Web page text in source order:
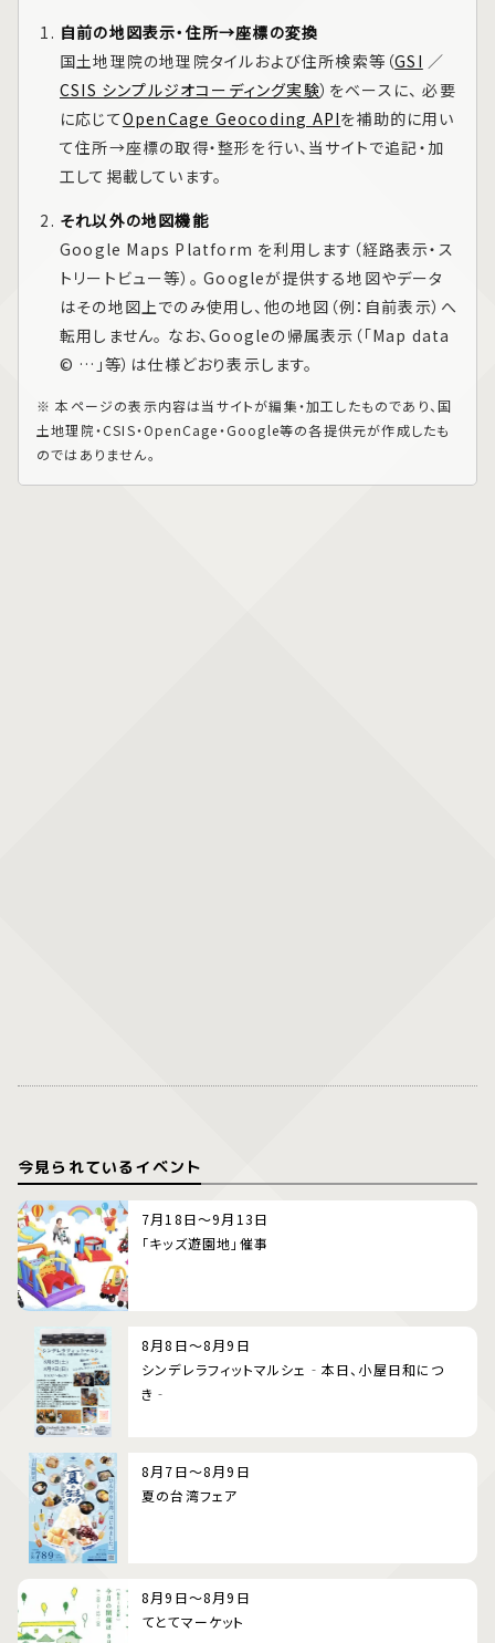
今見られているイベント
7月18日～9月13日
「キッズ遊園地」催事
8月8日～8月9日
シンデレラフィットマルシェ‐本日、小屋日和につ
き‐
8月7日～8月9日
夏の台湾フェア
8月9日～8月9日
てとてマーケット
自前の地図表示・住所→座標の変換
国土地理院の地理院タイルおよび住所検索等（GSI ／
CSIS シンプルジオコーディング実験）をベースに、 必要
に応じてOpenCage Geocoding APIを補助的に用い
て住所→座標の取得・整形を行い、当サイトで追記・加
工して掲載しています。
それ以外の地図機能
Google Maps Platform を利用します（経路表示・ス
トリートビュー等）。 Googleが提供する地図やデータ
はその地図上でのみ使用し、他の地図（例：自前表示）へ
転用しません。 なお、Googleの帰属表示（「Map data
© …」等）は仕様どおり表示します。
※ 本ページの表示内容は当サイトが編集・加工したものであり、国
土地理院・CSIS・OpenCage・Google等の各提供元が作成したも
のではありません。